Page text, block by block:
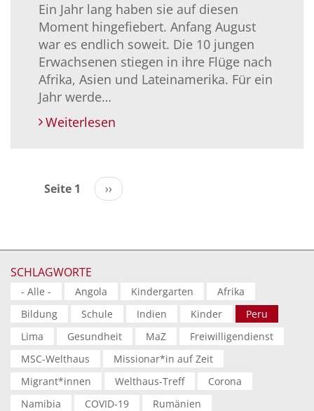
Ein Jahr lang haben sie auf diesen
Moment hingefiebert. Anfang August
war es endlich soweit. Die 10 jungen
Erwachsenen stiegen in ihre Flüge nach
Afrika, Asien und Lateinamerika. Für ein
Jahr werde…
Weiterlesen
Seitennummerierung
Seite 1
Nächste
Seite
››
SCHLAGWORTE
- Alle - Angola Kindergarten
Afrika
Bildung
Schule Indien Kinder
Peru
Lima
Gesundheit MaZ
Freiwilligendienst
MSC-Welthaus
Missionar*in auf Zeit
Migrant*innen
Welthaus-Treff
Corona
Namibia
COVID-19
Rumänien